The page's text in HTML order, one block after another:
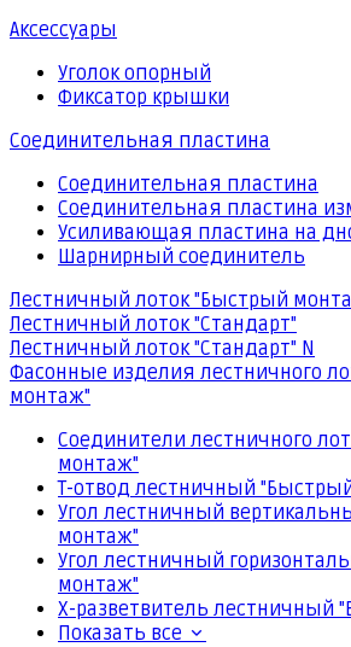
Аксессуары
Уголок опорный
Фиксатор крышки
Соединительная пластина
Соединительная пластина
Соединительная пластина
Усиливающая пластина на
Шарнирный соединитель
Лестничный лоток "Быстрый
Лестничный лоток "Стандарт"
Лестничный лоток "Стандарт" N
Фасонные изделия лестничного
монтаж"
Соединители лестничного
монтаж"
Т-отвод лестничный
Угол лестничный
монтаж"
Угол лестничный
монтаж"
Х-разветвитель лестничный
Показать все